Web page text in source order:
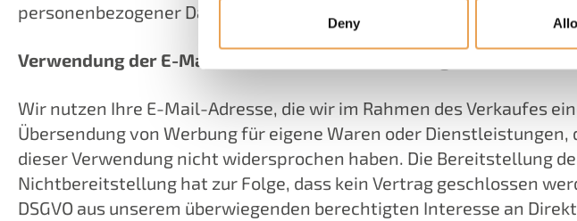
Deny
personenbezogener Daten zu widersprechen.
Verwendung der E-Mail-Adresse für die Zusendung von
Wir nutzen Ihre E-Mail-Adresse, die wir im Rahmen des Verkaufes
Übersendung von Werbung für eigene Waren oder
dieser Verwendung nicht widersprochen haben. Die Bereitstellung
Nichtbereitstellung hat zur Folge, dass kein Vertrag geschlossen
DSGVO aus unserem überwiegenden berechtigten Interesse an